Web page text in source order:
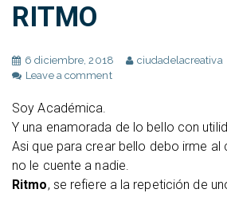
RITMO
6 diciembre, 2018
ciudadelacreativa
Leave a comment
Soy Académica.
Y una enamorada de lo bello con
Asi que para crear bello debo irme al
no le cuente a nadie.
Ritmo, se refiere a la repetición de